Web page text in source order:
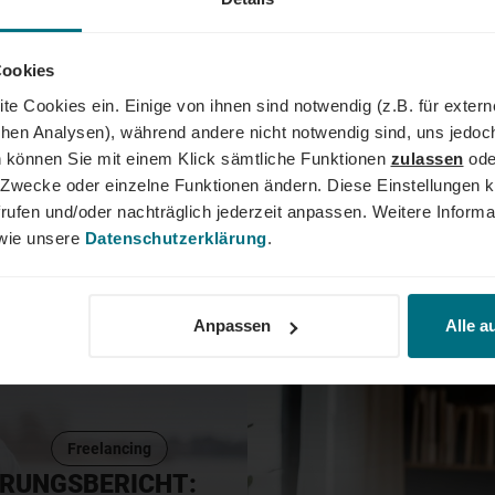
Cookies ein. Einige von ihnen sind notwendig (z.B. für
Analysen), während andere nicht notwendig sind, uns
Sie mit einem Klick sämtliche Funktionen zulassen
oder einzelne Funktionen ändern. Diese Einstellungen
und/oder nachträglich jederzeit anpassen. Weitere
unsere Datenschutzerklärung.
Anpassen Alle
AUFGABEN,
Kundinnen und
oben auf Deiner
vertrauen, Du ihnen
von Deinem
und Deine Firma
Du Account
Aufgaben auf
FRAUEN IN
SO MACHST DU
Frauen in
wichtige Vorteile. Doch wie
Freelancing
29
FEB
2024